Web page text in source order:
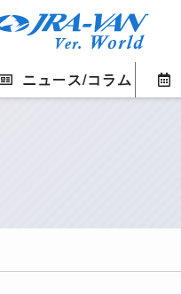
ニュース/コラム